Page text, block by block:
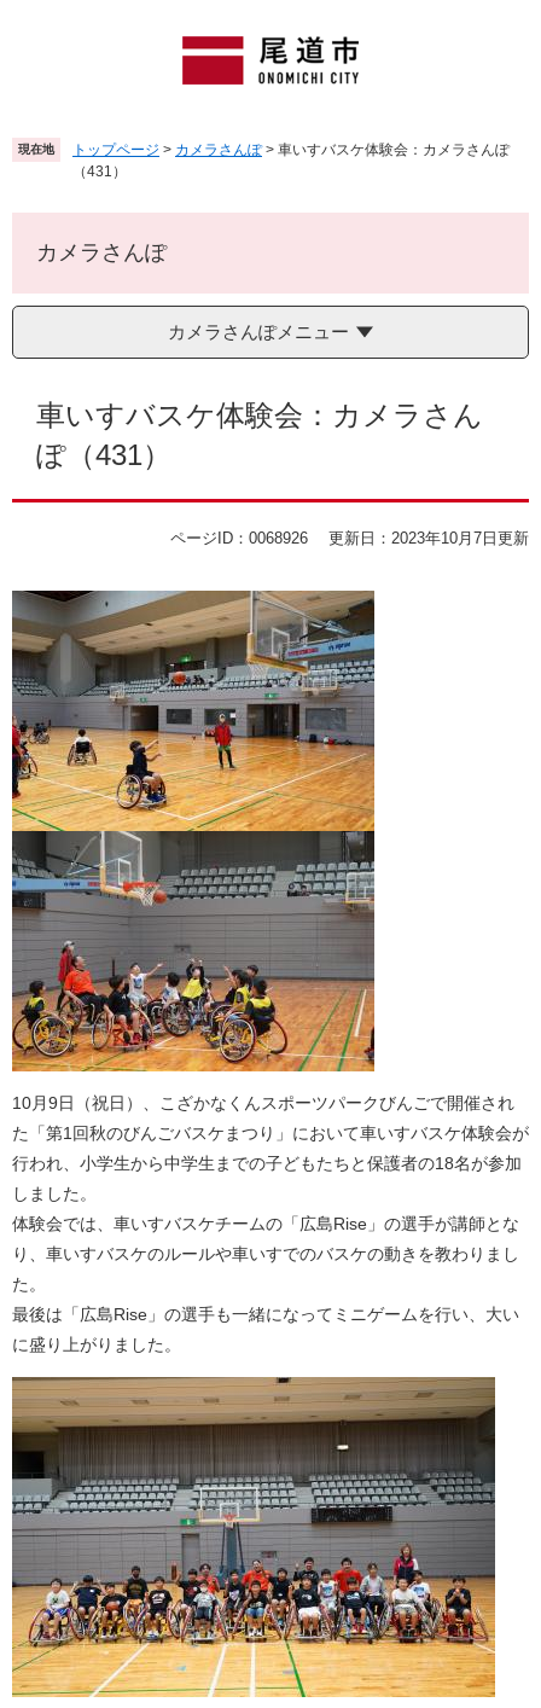
頭
で
。
飛
ば
て
へ
現在地 トップページ > カメラさんぽ > 車いすバスケ体験会：カメラさんぽ
（431）
カメラさんぽ
カメラさんぽメニュー
車いすバスケ体験会：カメラさん
ぽ（431）
ページID：0068926 更新日：2023年10月7日更新
10月9日（祝日）、こざかなくんスポーツパークびんごで開催され
た「第1回秋のびんごバスケまつり」において車いすバスケ体験会が
行われ、小学生から中学生までの子どもたちと保護者の18名が参加
しました。
体験会では、車いすバスケチームの「広島Rise」の選手が講師とな
り、車いすバスケのルールや車いすでのバスケの動きを教わりまし
た。
最後は「広島Rise」の選手も一緒になってミニゲームを行い、大い
に盛り上がりました。